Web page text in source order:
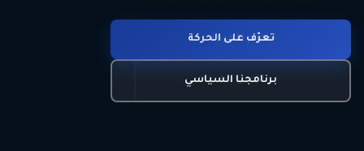
تعرّف على الحركة
برنامجنا السياسي
انضم للحركة
اتصل بنا